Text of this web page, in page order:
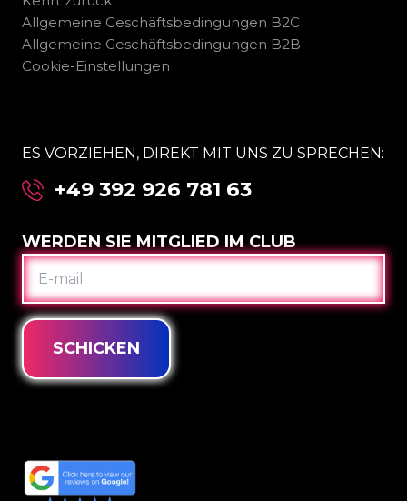
Allgemeine Geschäftsbedingungen B2C
Allgemeine Geschäftsbedingungen B2B
Cookie-Einstellungen
ES VORZIEHEN, DIREKT MIT UNS ZU SPRECHEN:
+49 392 926 781 63
WERDEN SIE MITGLIED IM CLUB
E-
MAIL
SCHICKEN